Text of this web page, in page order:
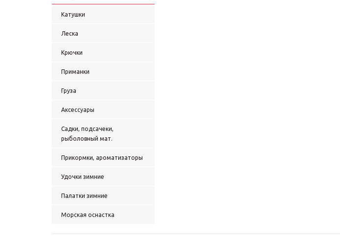
Катушки
Леска
Крючки
Приманки
Груза
Аксессуары
Садки, подсачеки,
рыболовный мат.
Прикормки, ароматизаторы
Удочки зимние
Палатки зимние
Морская оснастка